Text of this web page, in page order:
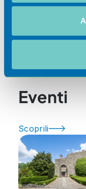
Utilizziamo i cookie
analizzare il nostro
informazioni sul
pubblicità e social
con altre
raccolto dal suo
Eventi
Scoprili